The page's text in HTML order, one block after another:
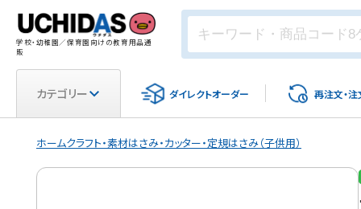
学校・幼稚園／保育園向けの教育用品通
販
カテゴリー ダイレクトオーダー 再注文・注
ホームクラフト・素材はさみ・カッター・定規はさみ（子供用）